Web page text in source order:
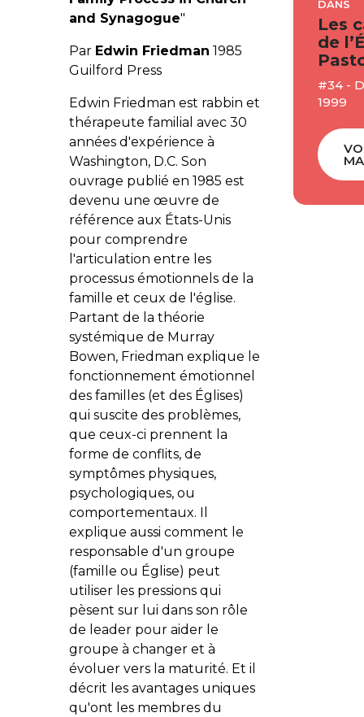
and Synagogue"
Par Edwin Friedman 1985
Guilford Press
Edwin Friedman est rabbin et
thérapeute familial avec 30
années d'expérience à
Washington, D.C. Son
ouvrage publié en 1985 est
devenu une œuvre de
référence aux États-Unis
pour comprendre
l'articulation entre les
processus émotionnels de la
famille et ceux de l'église.
Partant de la théorie
systémique de Murray
Bowen, Friedman explique le
fonctionnement émotionnel
des familles (et des Églises)
qui suscite des problèmes,
que ceux-ci prennent la
forme de conflits, de
symptômes physiques,
psychologiques, ou
comportementaux. Il
explique aussi comment le
responsable d'un groupe
(famille ou Église) peut
utiliser les pressions qui
pèsent sur lui dans son rôle
de leader pour aider le
groupe à changer et à
évoluer vers la maturité. Et il
décrit les avantages uniques
qu'ont les membres du
DANS
Les
de
#34 -
1999